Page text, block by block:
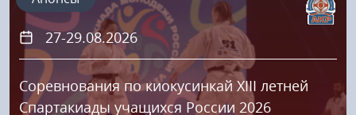
27-29.08.2026
Соревнования по киокусинкай XIII летней
Спартакиады учащихся России 2026